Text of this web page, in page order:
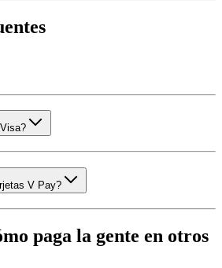
V Pay?
paga la gente en otros